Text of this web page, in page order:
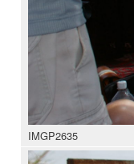
IMGP2635